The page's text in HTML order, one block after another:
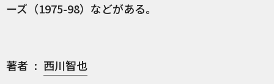
ーズ（1975-98）などがある。
著者 西川智也